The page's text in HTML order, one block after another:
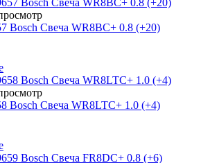
Bosch Свеча WR8BC+ 0.8 (+20)
Bosch Свеча WR8LTC+ 1.0 (+4)